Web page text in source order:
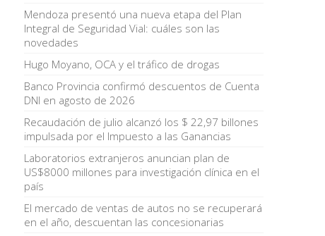
Mendoza presentó una nueva etapa del Plan
Integral de Seguridad Vial: cuáles son las
novedades
Hugo Moyano, OCA y el tráfico de drogas
Banco Provincia confirmó descuentos de Cuenta
DNI en agosto de 2026
Recaudación de julio alcanzó los $ 22,97 billones
impulsada por el Impuesto a las Ganancias
Laboratorios extranjeros anuncian plan de
US$8000 millones para investigación clínica en el
país
El mercado de ventas de autos no se recuperará
en el año, descuentan las concesionarias